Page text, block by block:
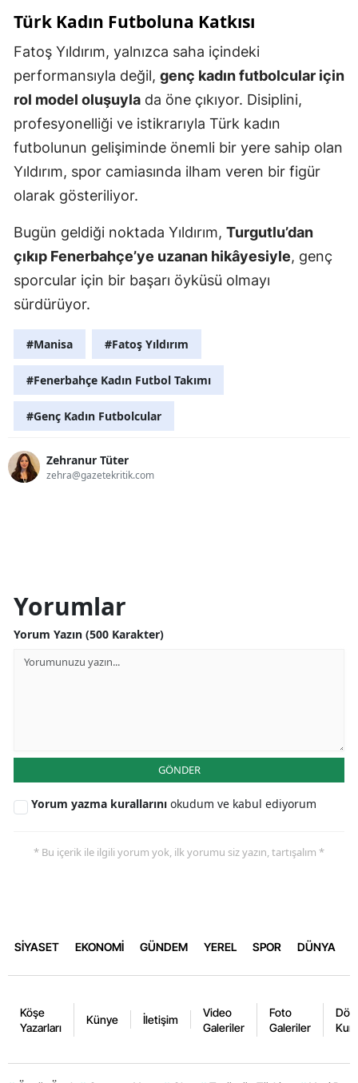
Türk Kadın Futboluna Katkısı
Fatoş Yıldırım, yalnızca saha içindeki
performansıyla değil, genç kadın futbolcular için
rol model oluşuyla da öne çıkıyor. Disiplini,
profesyonelliği ve istikrarıyla Türk kadın
futbolunun gelişiminde önemli bir yere sahip olan
Yıldırım, spor camiasında ilham veren bir figür
olarak gösteriliyor.
Bugün geldiği noktada Yıldırım, Turgutlu’dan
çıkıp Fenerbahçe’ye uzanan hikâyesiyle, genç
sporcular için bir başarı öyküsü olmayı
sürdürüyor.
#Manisa #Fatoş Yıldırım
#Fenerbahçe Kadın Futbol Takımı
#Genç Kadın Futbolcular
Zehranur Tüter
zehra@gazetekritik.com
Yorumlar
Yorum Yazın (500 Karakter)
GÖNDER
Yorum yazma kurallarını okudum ve kabul ediyorum
* Bu içerik ile ilgili yorum yok, ilk yorumu siz yazın, tartışalım *
SİYASET EKONOMİ GÜNDEM YEREL SPOR DÜNYA
Köşe
Yazarları
Künye İletişim
Video
Galeriler
Foto
Galeriler